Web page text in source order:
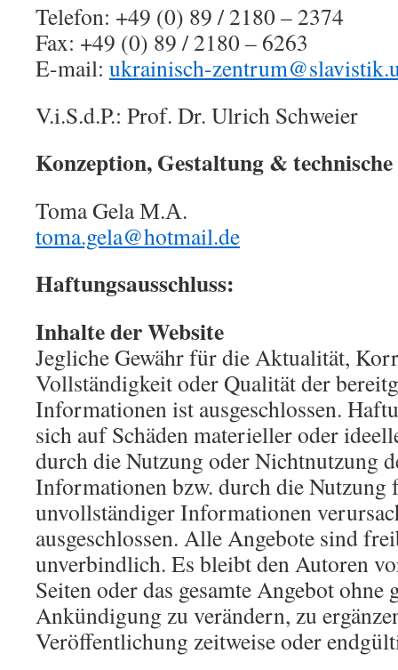
Telefon: +49 (0) 89 / 2180 – 2374
Fax: +49 (0) 89 / 2180 – 6263
E-mail: ukrainisch-
V.i.S.d.P.: Prof. Dr. Ulrich Schweier
Konzeption, Gestaltung &
Toma Gela М.А.
toma.gela@hotmail.de
Haftungsausschluss:
Inhalte der Website
Jegliche Gewähr für die Aktualität,
Vollständigkeit oder Qualität der
Informationen ist ausgeschlossen.
sich auf Schäden materieller oder
durch die Nutzung oder Nichtnutzung
Informationen bzw. durch die Nutzung
unvollständiger Informationen
ausgeschlossen. Alle Angebote sind
unverbindlich. Es bleibt den Autoren
Seiten oder das gesamte Angebot ohne
Ankündigung zu verändern, zu
Veröffentlichung zeitweise oder